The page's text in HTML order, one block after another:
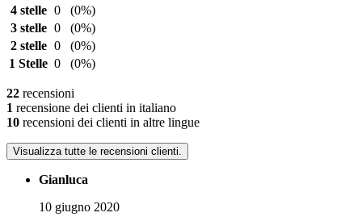
4 stelle 0
(0%)
3 stelle 0
(0%)
2 stelle 0
(0%)
1 Stelle 0 (0%)
22 recensioni
1 recensione dei clienti in italiano
10 recensioni dei clienti in altre lingue
Visualizza tutte le recensioni clienti.
Gianluca
10 giugno 2020